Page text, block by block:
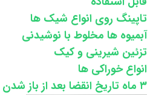
تاپینگ روی انواع شیک ها
آبمیوه ها مخلوط با نوشیدنی
تزئین شیرینی و کیک
انواع خوراکی ها
۳ ماه تاریخ انقضا بعد از باز شدن و نگهداری در یخچال